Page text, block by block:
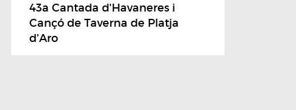
43a Cantada d'Havaneres i
Cançó de Taverna de Platja
d'Aro